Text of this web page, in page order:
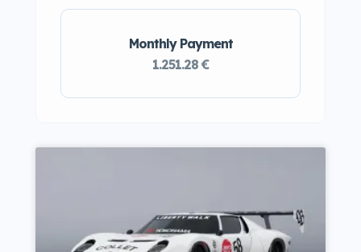
Monthly Payment
1.251.28 €